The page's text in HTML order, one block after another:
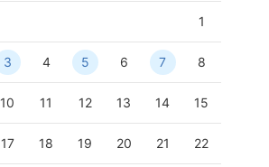
1
3 4 5 6 7 8
10 11 12 13 14 15
17 18 19 20 21 22